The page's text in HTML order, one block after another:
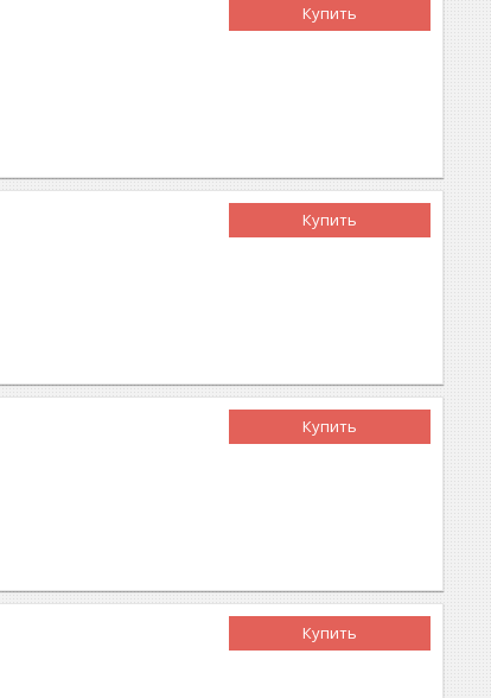
Купить
Купить
Купить
Купить